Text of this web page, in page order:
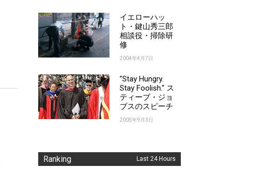
イエローハッ
ト・鍵山秀三郎
相談役・掃除研
修
2004年4月7日
"Stay Hungry.
Stay Foolish." ス
ティーブ・ジョ
ブスのスピーチ
2005年9月3日
Ranking Last 24 Hours